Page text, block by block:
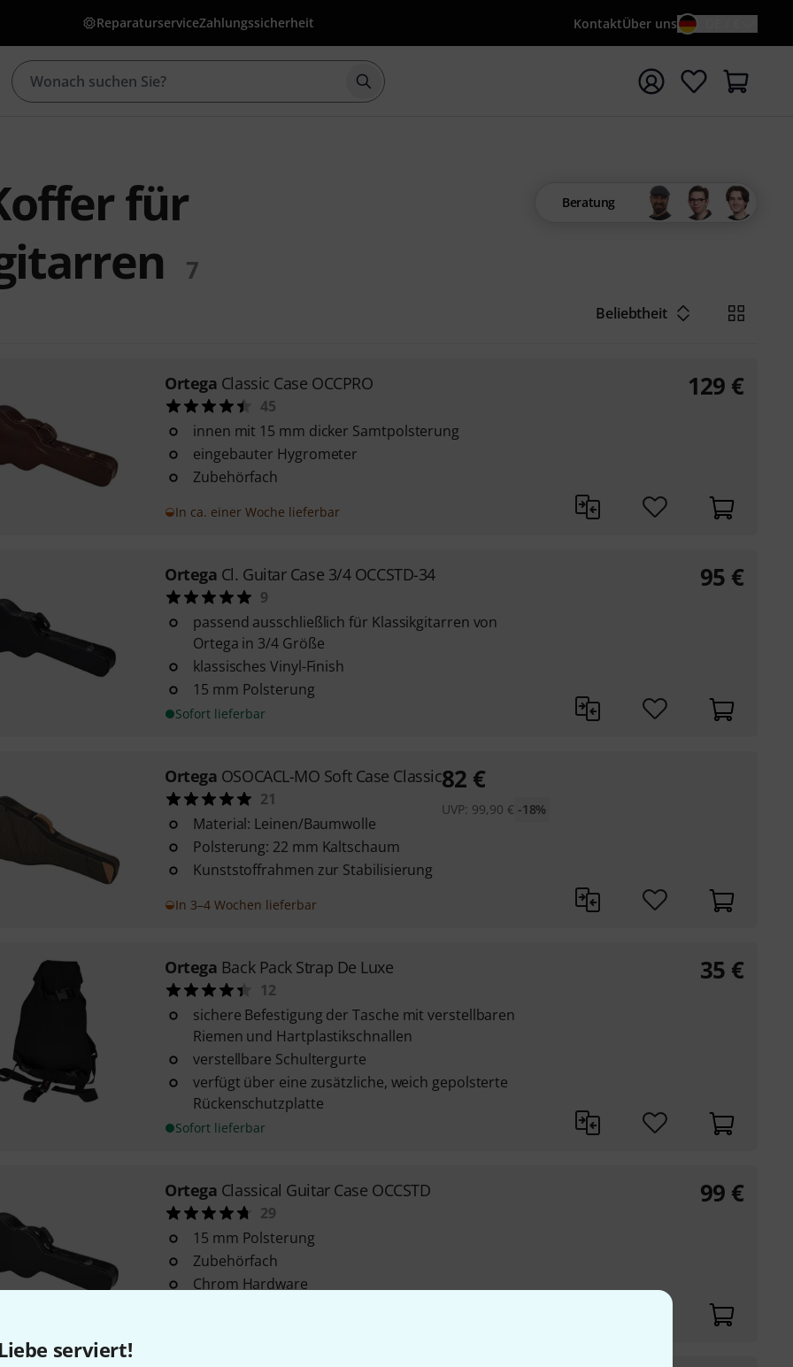
serviert!
ReparaturserviceZahlungssicherheit KontaktÜber uns
Suche mit Suchwort {searchTerm} starten
für
7
Beratung
Beliebtheit
Ortega Classic Case OCCPRO
45
innen mit 15 mm dicker Samtpolsterung
eingebauter Hygrometer
Zubehörfach
In ca. einer Woche lieferbar
129 €
Ortega Cl. Guitar Case 3/4 OCCSTD-34
9
passend ausschließlich für Klassikgitarren von
Ortega in 3/4 Größe
klassisches Vinyl-Finish
15 mm Polsterung
Sofort lieferbar
95 €
Ortega OSOCACL-MO Soft Case Classic
21
Material: Leinen/Baumwolle
Polsterung: 22 mm Kaltschaum
Kunststoffrahmen zur Stabilisierung
In 3–4 Wochen lieferbar
82 €
UVP: 99,90 € -18%
Ortega Back Pack Strap De Luxe
12
sichere Befestigung der Tasche mit verstellbaren
Riemen und Hartplastikschnallen
verstellbare Schultergurte
verfügt über eine zusätzliche, weich gepolsterte
Rückenschutzplatte
Sofort lieferbar
35 €
Ortega Classical Guitar Case OCCSTD
29
15 mm Polsterung
Zubehörfach
Chrom Hardware
99 €